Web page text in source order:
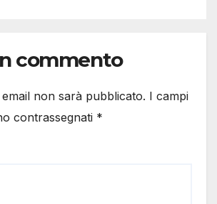
commento
non sarà pubblicato. I campi
contrassegnati *